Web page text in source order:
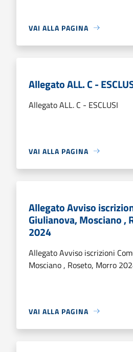
VAI ALLA PAGINA
Allegato ALL. C -
Allegato ALL. C - ESCLUSI
VAI ALLA PAGINA
Allegato Avviso
Giulianova, Mosciano ,
2024
Allegato Avviso iscrizioni
Mosciano , Roseto, Morro
VAI ALLA PAGINA